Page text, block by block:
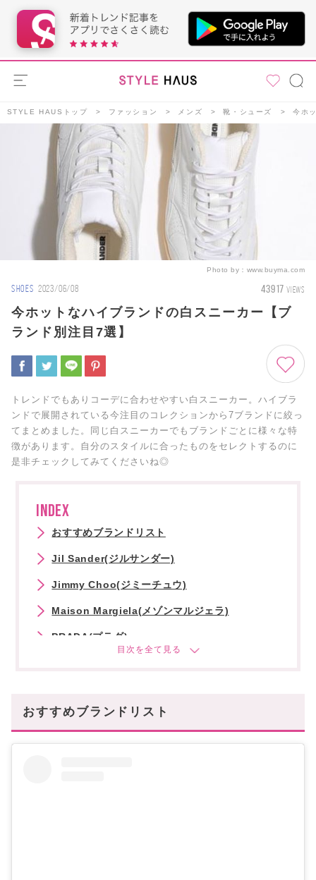
STYLE HAUSトップ ファッション メンズ 靴・シューズ 今ホ
Photo by： www.buyma.com
SHOES 2023/06/08 43917 VIEWS
今ホットなハイブランドの白スニーカー【ブ
ランド別注目7選】
トレンドでもありコーデに合わせやすい白スニーカー。ハイブラ
ンドで展開されている今注目のコレクションから7ブランドに絞っ
てまとめました。同じ白スニーカーでもブランドごとに様々な特
徴があります。自分のスタイルに合ったものをセレクトするのに
是非チェックしてみてくださいね◎
INDEX
おすすめブランドリスト
Jil Sander(ジルサンダー)
Jimmy Choo(ジミーチュウ)
Maison Margiela(メゾンマルジェラ)
PRADA(プラダ)
BALENCIAGA(バレンシアガ)
まとめ
おすすめブランドリスト